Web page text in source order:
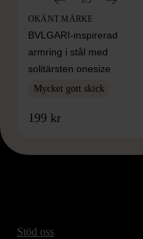
OKÄNT MÄRKE
BVLGARI-inspirerad
armring i stål med
solitärsten onesize
Mycket gott skick
199 kr
Stöd oss